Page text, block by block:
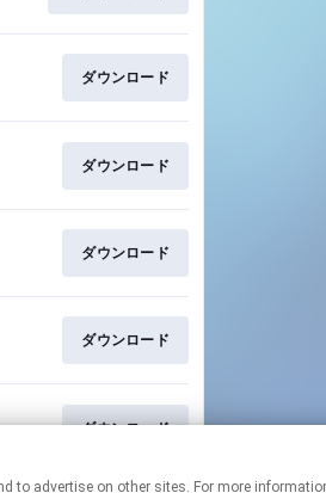
and to advertise on other sites. For more
ダウンロード
ダウンロード
ダウンロード
ダウンロード
ダウンロード